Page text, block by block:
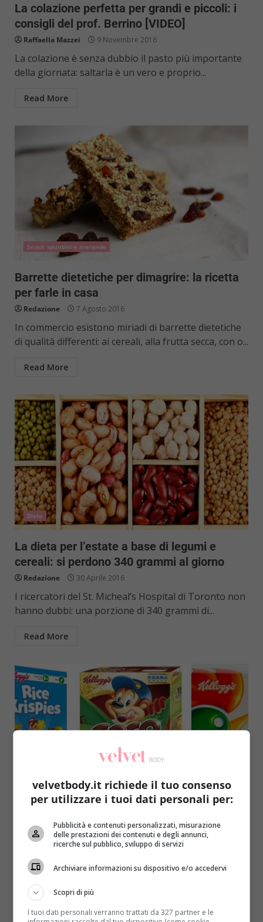
La colazione perfetta per grandi e piccoli: i
consigli del prof. Berrino [VIDEO]
Raffaella Mazzei 9 Novembre 2016
La colazione è senza dubbio il pasto più importante
della giornata: saltarla è un vero e proprio...
Read More
Snack spuntini e merende
Barrette dietetiche per dimagrire: la ricetta
per farle in casa
Redazione 7 Agosto 2016
In commercio esistono miriadi di barrette dietetiche
di qualità differenti: ai cereali, alla frutta secca, con o...
Read More
Diete
La dieta per l’estate a base di legumi e
cereali: si perdono 340 grammi al giorno
Redazione 30 Aprile 2016
I ricercatori del St. Micheal’s Hospital di Toronto non
hanno dubbi: una porzione di 340 grammi di...
Read More
Notizie
dei cereali. Il video
Raffaella Mazzei 17 Marzo 2016
Sul web è arrivato un video che getta fango su una
velvetbody.it richiede il tuo consenso
per utilizzare i tuoi dati personali per:
Pubblicità e contenuti personalizzati, misurazione
delle prestazioni dei contenuti e degli annunci,
ricerche sul pubblico, sviluppo di servizi
Archiviare informazioni su dispositivo e/o accedervi
Scopri di più
I tuoi dati personali verranno trattati da 327 partner e le